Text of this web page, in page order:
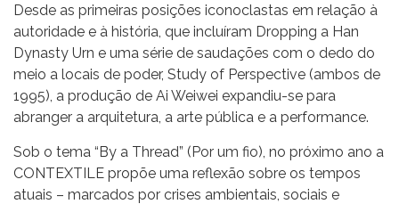
Desde as primeiras posições iconoclastas em relação à
autoridade e à história, que incluíram Dropping a Han
Dynasty Urn e uma série de saudações com o dedo do
meio a locais de poder, Study of Perspective (ambos de
1995), a produção de Ai Weiwei expandiu-se para
abranger a arquitetura, a arte pública e a performance.
Sob o tema “By a Thread” (Por um fio), no próximo ano a
CONTEXTILE propõe uma reflexão sobre os tempos
atuais – marcados por crises ambientais, sociais e